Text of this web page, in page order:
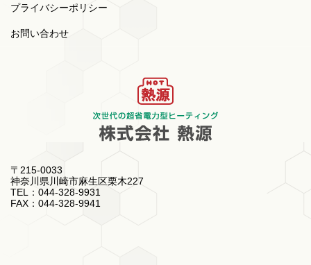
プライバシーポリシー
お問い合わせ
〒215-0033
神奈川県川崎市麻生区栗木227
TEL：044-328-9931
FAX：044-328-9941